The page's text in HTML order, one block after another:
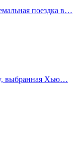
поездка в…
выбранная Хью…